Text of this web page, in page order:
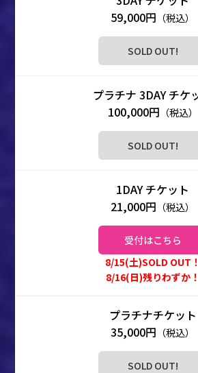
59,000円 （税込）
SOLD OUT!
100,000円 （税込）
SOLD OUT!
21,000円 （税込）
受付はこちら
8/15(土)SOLD OUT！
8/16(日)残りわずか！
35,000円 （税込）
SOLD OUT!